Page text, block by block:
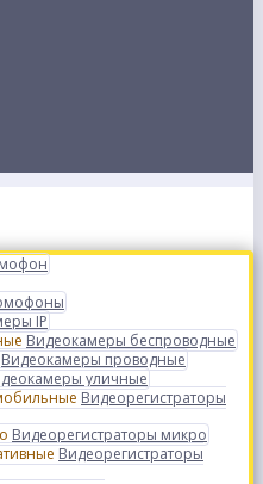
IP
Видеокамеры беспроводные
Видеокамеры проводные
уличные
Видеорегистраторы
Видеорегистраторы микро
Видеорегистраторы